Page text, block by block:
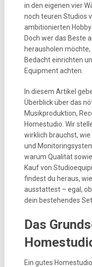
in den eigenen vier
noch teuren Studios
ambitionierten
Doch wer das Beste
herausholen
Bedacht einrichten
Equipment achten.
In diesem Artikel
Überblick über das
Musikproduktion,
Homestudio. Wir
wirklich brauchst,
und
warum Qualität
Kauf von
findest du heraus,
ausstattest – egal,
dein bestehendes
Das
Ein gutes